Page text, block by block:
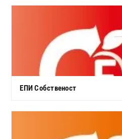
ЕПИ Собственост